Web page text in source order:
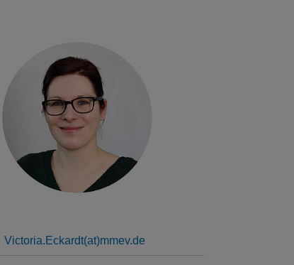
Victoria.Eckardt(at)mmev.de